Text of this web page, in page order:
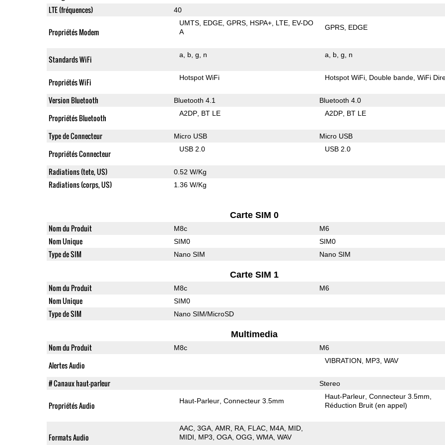
LTE (fréquences) 40
Propriétés Modem
UMTS EDGE GPRS HSPA+ LTE EV-DO
A
GPRS EDGE
Standards WiFi a b g n a b g n
Propriétés WiFi Hotspot WiFi Hotspot WiFi Double bande WiFi
Version Bluetooth Bluetooth 4.1 Bluetooth 4.0
Propriétés Bluetooth A2DP BT LE A2DP BT LE
Type de Connecteur Micro USB Micro USB
Propriétés Connecteur USB 2.0 USB 2.0
Radiations (tete, US) 0.52 W/Kg
Radiations (corps, US) 1.36 W/Kg
Carte SIM 0
Nom du Produit M8c M6
Nom Unique SIM0 SIM0
Type de SIM Nano SIM Nano SIM
Carte SIM 1
Nom du Produit M8c M6
Nom Unique SIM0
Type de SIM Nano SIM/MicroSD
Multimedia
Nom du Produit M8c M6
Alertes Audio VIBRATION MP3 WAV
# Canaux haut-parleur Stereo
Propriétés Audio Haut-Parleur Connecteur 3.5mm
Haut-Parleur Connecteur 3.5mm
Réduction Bruit (en appel)
Formats Audio
AAC 3GA AMR RA FLAC M4A MID
MIDI
MP3 OGA OGG WMA WAV